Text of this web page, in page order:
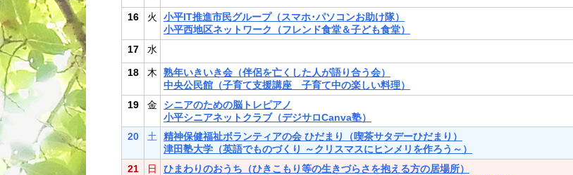
16 火
小平IT推進市民グループ（スマホ･パソコンお助け隊）
小平西地区ネットワーク（フレンド食堂＆子ども食堂）
17
水
18 木
熟年いきいき会（伴侶を亡くした人が語り合う会）
中央公民館（子育て支援講座 子育て中の楽しい料理）
19
金
シニアのための脳トレピアノ
小平シニアネットクラブ（デジサロCanva塾）
20
土
精神保健福祉ボランティアの会 ひだまり（喫茶サタデーひだまり）
津田塾大学（英語でものづくり ～クリスマスにヒンメリを作ろう～）
21
日
ひまわりのおうち（ひきこもり等の生きづらさを抱える方の居場所）